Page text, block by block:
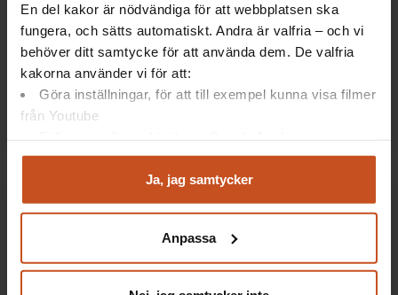
En del kakor är nödvändiga för att webbplatsen ska
fungera, och sätts automatiskt. Andra är valfria – och vi
behöver ditt samtycke för att använda dem. De valfria
kakorna använder vi för att:
Göra inställningar, för att till exempel kunna visa filmer
från Youtube
Analysera trafik för att kunna visa riktad information
Du kan när som helst återta ditt godkännande genom att
integritet@suntarbetsliv.se.
Ja, jag samtycker
Anpassa
Det finns idag flera effektiva metoder för att
förebygga och tidigt bromsa alkoholproblem med
hjälp av företagshälsovården. Nu finns de
tillgängliga…
Anpassning och rehabilitering